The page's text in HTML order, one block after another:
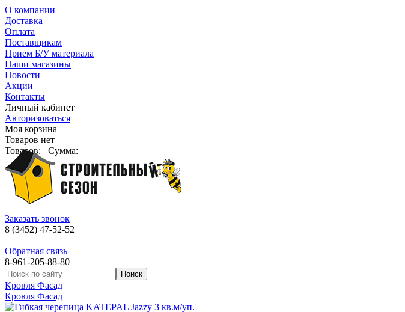
О компании
Доставка
Оплата
Поставщикам
Прием Б/У материала
Наши магазины
Новости
Акции
Контакты
Личный кабинет
Авторизоваться
Моя корзина
Товаров нет
Товаров:
Сумма:
Заказать звонок
8 (3452) 47-52-52
Обратная связь
8-961-205-88-80
Кровля Фасад
Кровля Фасад